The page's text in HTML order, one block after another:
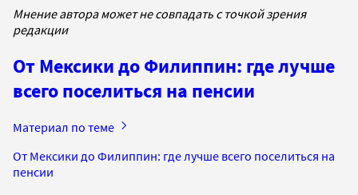
Мнение автора может не совпадать с точкой зрения
редакции
От Мексики до Филиппин: где лучше
всего поселиться на пенсии
Материал по теме
От Мексики до Филиппин: где лучше всего поселиться на
пенсии